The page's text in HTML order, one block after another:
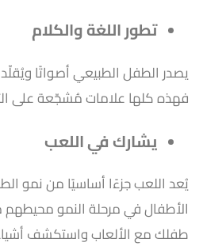
تطور اللغة والكلام
يصدر الطفل الطبيعي أصواتًا
فهذه كلها علامات مُشجّعة على
يشارك في اللعب
يُعد اللعب جزءًا أساسيًا من نمو
الأطفال في مرحلة النمو محيطهم
طفلك مع الألعاب واستكشف